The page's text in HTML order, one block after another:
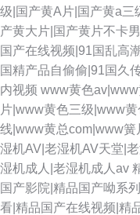
级|国产黄A片|国产黄a三
产黄大片|国产黄片不卡
国产在线视频|91国乱高
国精产品自偷偷|91国久
内视频 www黄色
片|www黄色三级|www
线|www黄总com|www簧
湿机AV|老湿机AV天堂|
湿机成人|老湿机成人av
国产影院|精品国产呦系
看|精品国产在线视频|精